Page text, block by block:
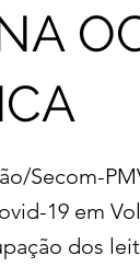
Secom-
19 em
dos